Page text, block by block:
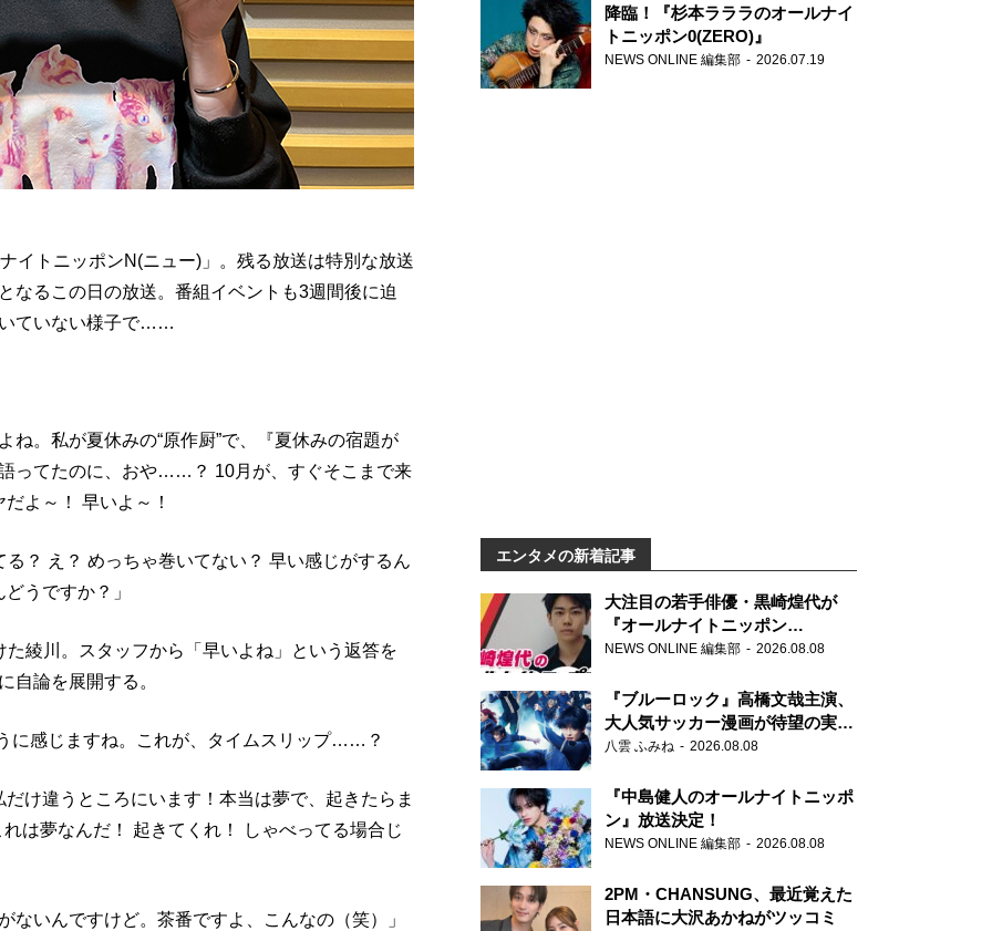
イトニッポンN(ニュー)」。残る放送は特別な放送
なるこの日の放送。番組イベントも3週間後に迫
いていない様子で……
。私が夏休みの“原作厨”で、『夏休みの宿題が
ってたのに、おや……？ 10月が、すぐそこまで来
よ～！ 早いよ～！
？ え？ めっちゃ巻いてない？ 早い感じがするん
うですか？」
綾川。スタッフから「早いよね」という返答を
自論を展開する。
に感じますね。これが、タイムスリップ……？
け違うところにいます！本当は夢で、起きたらま
は夢なんだ！ 起きてくれ！ しゃべってる場合じ
いんですけど。茶番ですよ、こんなの（笑）」
降臨！『杉本ラララのオールナイ
トニッポン0(ZERO)』
NEWS ONLINE 編集部 2026.07.19
エンタメの新着記事
大注目の若手俳優・黒崎煌代が
『オールナイトニッポン
0(ZERO)』に初登場「今からとて
NEWS ONLINE 編集部 2026.08.08
『ブルーロック』高橋文哉主演、
大人気サッカー漫画が待望の実写
映画に
八雲 ふみね 2026.08.08
『中島健人のオールナイトニッポ
ン』放送決定！
NEWS ONLINE 編集部 2026.08.08
2PM・CHANSUNG、最近覚えた
日本語に大沢あかねがツッコミ